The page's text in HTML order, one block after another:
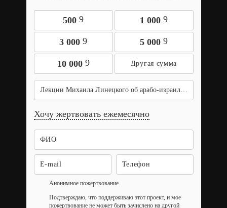
500 9 1 000 9
3 000 9 5 000 9
10 000 9
Лекции Михаила Линецкого об арабо-израильских отношениях
Хочу жертвовать ежемесячно
Анонимное пожертвование
Подтверждаю, что поддерживаю этот проект, и мое
пожертвование не может быть зачислено на другой